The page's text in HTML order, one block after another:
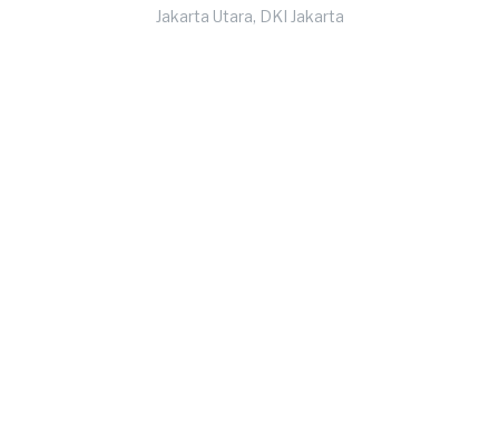
Jakarta Utara, DKI Jakarta